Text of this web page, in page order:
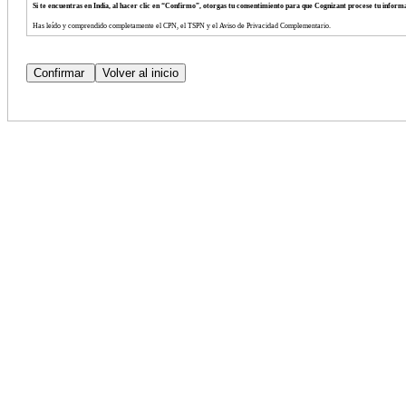
Si te encuentras en India, al hacer clic en “Confirmo”, otorgas tu consentimiento para que Cognizant procese tu
Has leído y comprendido completamente el CPN, el TSPN y el Aviso de Privacidad Complementario.
Tienes derecho a negarte a proporcionar tu información personal.